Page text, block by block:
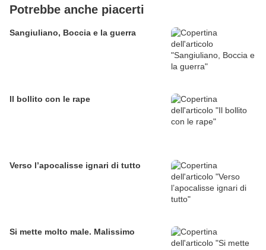
Potrebbe anche piacerti
Sangiuliano, Boccia e la guerra
Il bollito con le rape
Verso l’apocalisse ignari di tutto
Si mette molto male. Malissimo